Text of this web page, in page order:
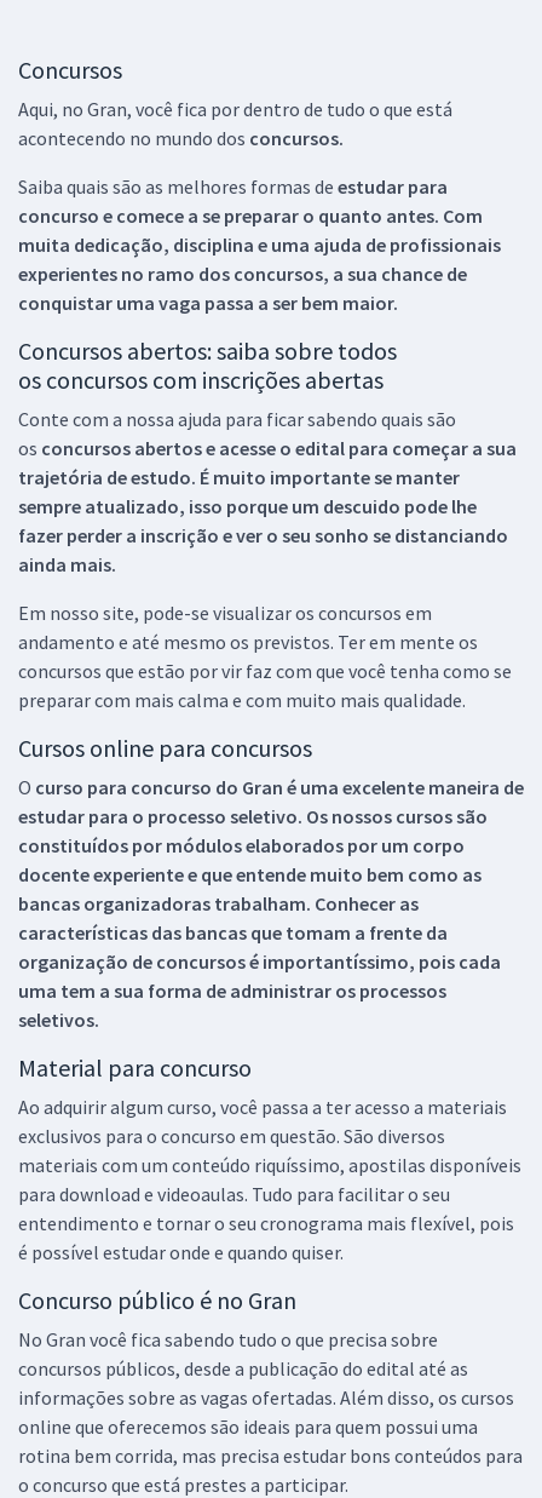
Concursos
Aqui, no Gran, você fica por dentro de tudo o que está
acontecendo no mundo dos concursos.
Saiba quais são as melhores formas de estudar para
concurso e comece a se preparar o quanto antes. Com
muita dedicação, disciplina e uma ajuda de profissionais
experientes no ramo dos concursos, a sua chance de
conquistar uma vaga passa a ser bem maior.
Concursos abertos: saiba sobre todos
os concursos com inscrições abertas
Conte com a nossa ajuda para ficar sabendo quais são
os concursos abertos e acesse o edital para começar a sua
trajetória de estudo. É muito importante se manter
sempre atualizado, isso porque um descuido pode lhe
fazer perder a inscrição e ver o seu sonho se distanciando
ainda mais.
Em nosso site, pode-se visualizar os concursos em
andamento e até mesmo os previstos. Ter em mente os
concursos que estão por vir faz com que você tenha como se
preparar com mais calma e com muito mais qualidade.
Cursos online para concursos
O curso para concurso do Gran é uma excelente maneira de
estudar para o processo seletivo. Os nossos cursos são
constituídos por módulos elaborados por um corpo
docente experiente e que entende muito bem como as
bancas organizadoras trabalham. Conhecer as
características das bancas que tomam a frente da
organização de concursos é importantíssimo, pois cada
uma tem a sua forma de administrar os processos
seletivos.
Material para concurso
Ao adquirir algum curso, você passa a ter acesso a materiais
exclusivos para o concurso em questão. São diversos
materiais com um conteúdo riquíssimo, apostilas disponíveis
para download e videoaulas. Tudo para facilitar o seu
entendimento e tornar o seu cronograma mais flexível, pois
é possível estudar onde e quando quiser.
Concurso público é no Gran
No Gran você fica sabendo tudo o que precisa sobre
concursos públicos, desde a publicação do edital até as
informações sobre as vagas ofertadas. Além disso, os cursos
online que oferecemos são ideais para quem possui uma
rotina bem corrida, mas precisa estudar bons conteúdos para
o concurso que está prestes a participar.